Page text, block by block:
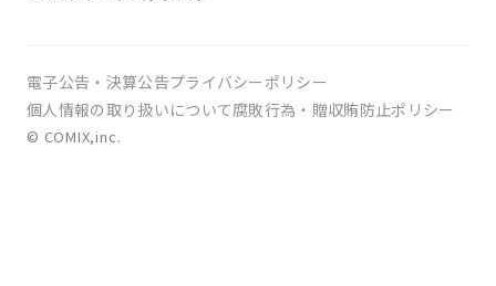
電子公告・決算公告プライバシーポリシー
個人情報の取り扱いについて腐敗行為・贈収賄防止ポリシー
© COMIX,inc.